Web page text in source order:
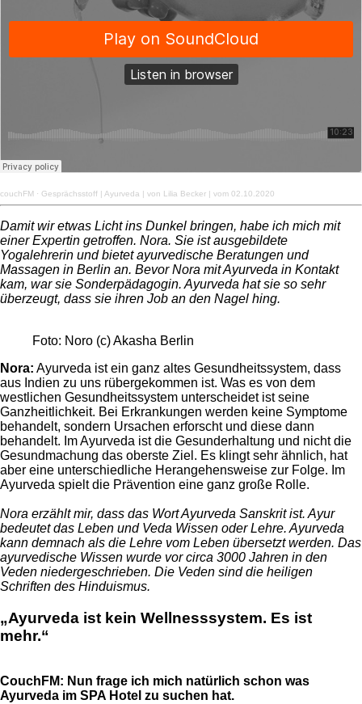
couchFM · Gesprächsstoff | Ayurveda | von Lilia Becker | vom 02.10.2020
Damit wir etwas Licht ins Dunkel bringen, habe ich mich mit
einer Expertin getroffen. Nora. Sie ist ausgebildete
Yogalehrerin und bietet ayurvedische Beratungen und
Massagen in Berlin an. Bevor Nora mit Ayurveda in Kontakt
kam, war sie Sonderpädagogin. Ayurveda hat sie so sehr
überzeugt, dass sie ihren Job an den Nagel hing.
Foto: Noro (c) Akasha Berlin
Nora: Ayurveda ist ein ganz altes Gesundheitssystem, dass
aus Indien zu uns rübergekommen ist. Was es von dem
westlichen Gesundheitssystem unterscheidet ist seine
Ganzheitlichkeit. Bei Erkrankungen werden keine Symptome
behandelt, sondern Ursachen erforscht und diese dann
behandelt. Im Ayurveda ist die Gesunderhaltung und nicht die
Gesundmachung das oberste Ziel. Es klingt sehr ähnlich, hat
aber eine unterschiedliche Herangehensweise zur Folge. Im
Ayurveda spielt die Prävention eine ganz große Rolle.
Nora erzählt mir, dass das Wort Ayurveda Sanskrit ist. Ayur
bedeutet das Leben und Veda Wissen oder Lehre. Ayurveda
kann demnach als die Lehre vom Leben übersetzt werden. Das
ayurvedische Wissen wurde vor circa 3000 Jahren in den
Veden niedergeschrieben. Die Veden sind die heiligen
Schriften des Hinduismus.
„Ayurveda ist kein Wellnesssystem. Es ist
mehr.“
CouchFM: Nun frage ich mich natürlich schon was
Ayurveda im SPA Hotel zu suchen hat.